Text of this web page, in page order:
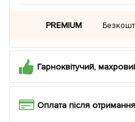
PREMIUM
Гарноквітучий,
Оплата після отримання